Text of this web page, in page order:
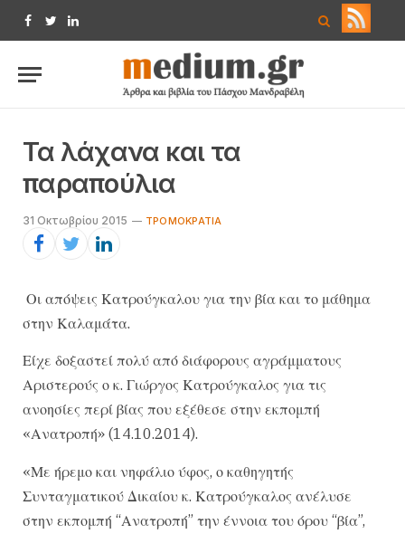
Facebook
TwitterLinkedIn
Τα λάχανα και τα
παραπούλια
31 Οκτωβρίου 2015 ΤΡΟΜΟΚΡΑΤΊΑ
Οι απόψεις Κατρούγκαλου για την βία και το μάθημα
στην Καλαμάτα.
Είχε δοξαστεί πολύ από διάφορους αγράμματους
Αριστερούς ο κ. Γιώργος Κατρούγκαλος για τις
ανοησίες περί βίας που εξέθεσε στην εκπομπή
«Ανατροπή» (14.10.2014).
«Με ήρεμο και νηφάλιο ύφος, ο καθηγητής
Συνταγματικού Δικαίου κ. Κατρούγκαλος ανέλυσε
στην εκπομπή “Ανατροπή” την έννοια του όρου “βία”,